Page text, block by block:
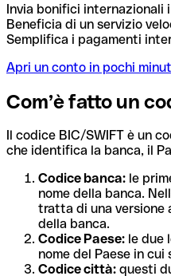
Invia bonifici internazionali
Beneficia di un servizio
Semplifica i pagamenti
Apri un conto in pochi
Com’è fatto un
Il codice BIC/SWIFT è un
che identifica la banca, il
Codice banca: le
nome della banca.
tratta di una versione
della banca.
Codice Paese: le due
nome del Paese in cui
Codice città: questi